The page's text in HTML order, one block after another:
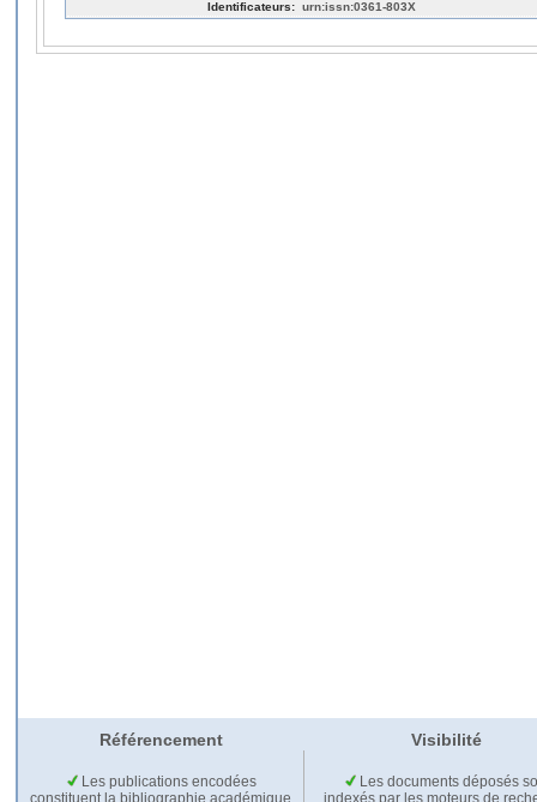
Identificateurs: urn:issn:0361-803X
Référencement Visibilité
Les publications encodées
Les documents déposés